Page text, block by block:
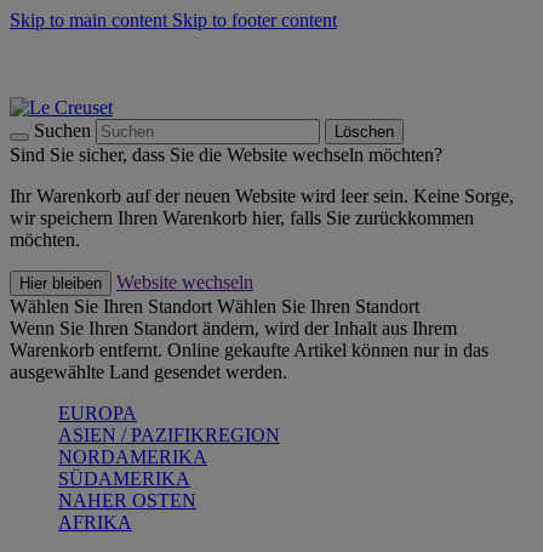
Skip to main content Skip to footer content
Suchen Löschen
Sind Sie sicher, dass Sie die Website wechseln möchten?
Ihr Warenkorb auf der neuen Website wird leer sein. Keine Sorge,
wir speichern Ihren Warenkorb hier, falls Sie zurückkommen
möchten.
Hier bleiben
Website wechseln
Wählen Sie Ihren Standort Wählen Sie Ihren Standort
Wenn Sie Ihren Standort ändern, wird der Inhalt aus Ihrem
Warenkorb entfernt. Online gekaufte Artikel können nur in das
ausgewählte Land gesendet werden.
EUROPA
ASIEN / PAZIFIKREGION
NORDAMERIKA
SÜDAMERIKA
NAHER OSTEN
AFRIKA